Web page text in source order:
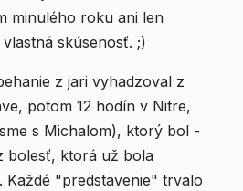
roku ani len
skúsenosť. ;)
z jari vyhadzoval z
potom 12 hodín v Nitre,
s Michalom), ktorý bol -
bolesť, ktorá už bola
Každé "predstavenie" trvalo